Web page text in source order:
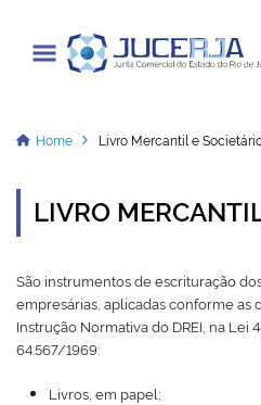
Cadastrar / Acessar
Institucional
Transparência
Informações
Home Livro Mercantil e
LIVRO
São instrumentos de escrituração
empresárias, aplicadas conforme as
Instrução Normativa do DREI, na
64.567/1969:
Livros, em papel;